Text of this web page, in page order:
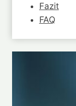
Fazit
FAQ